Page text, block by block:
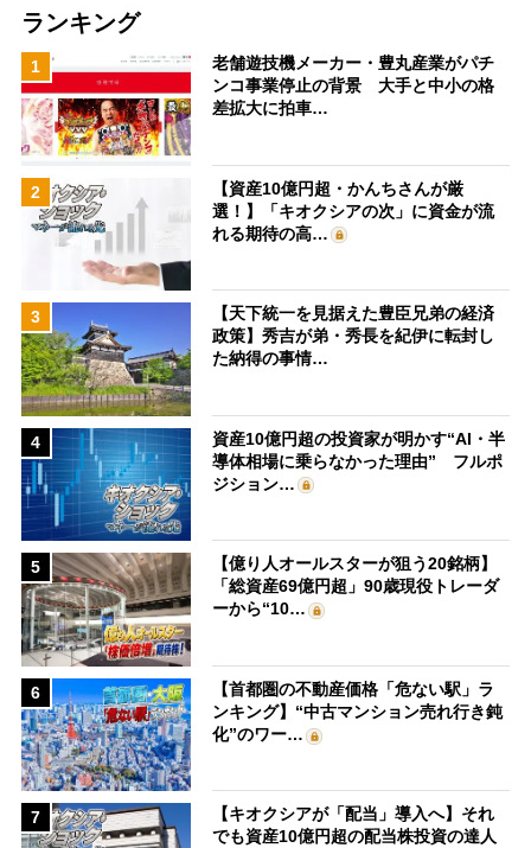
ランキング
1
老舗遊技機メーカー・豊丸産業がパチ
ンコ事業停止の背景 大手と中小の格
差拡大に拍車…
2
【資産10億円超・かんちさんが厳
選！】「キオクシアの次」に資金が流
れる期待の高…
3
【天下統一を見据えた豊臣兄弟の経済
政策】秀吉が弟・秀長を紀伊に転封し
た納得の事情…
4
資産10億円超の投資家が明かす“AI・半
導体相場に乗らなかった理由” フルポ
ジション…
5
【億り人オールスターが狙う20銘柄】
「総資産69億円超」90歳現役トレーダ
ーから“10…
6
【首都圏の不動産価格「危ない駅」ラ
ンキング】“中古マンション売れ行き鈍
化”のワー…
7
【キオクシアが「配当」導入へ】それ
でも資産10億円超の配当株投資の達人